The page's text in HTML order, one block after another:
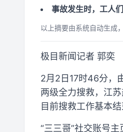
事故发生时，工人
以上摘要由系统自动生成
极目新闻记者 郭奕
2月2日17时46分，
两级全力搜救，江
目前搜救工作基本结
“三三哥”社交账号主